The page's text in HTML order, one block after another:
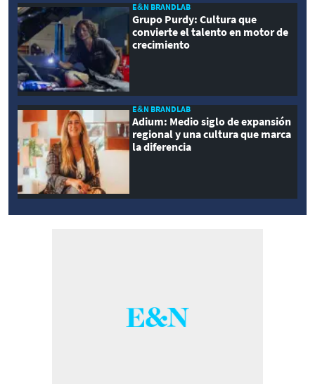
E&N BRANDLAB
Grupo Purdy: Cultura que
convierte el talento en motor de
crecimiento
E&N BRANDLAB
Adium: Medio siglo de expansión
regional y una cultura que marca
la diferencia